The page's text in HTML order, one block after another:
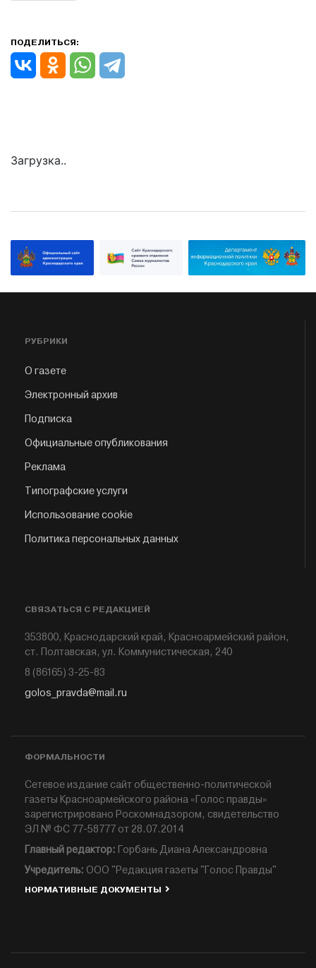
ПОДЕЛИТЬСЯ:
Загрузка..
РУБРИКИ
О газете
Электронный архив
Подписка
Официальные опубликования
Реклама
Типографские услуги
Использование cookie
Политика персональных данных
СВЯЗАТЬСЯ С РЕДАКЦИЕЙ
353800, Краснодарский край, Красноармейский район,
ст. Полтавская, ул. Коммунистическая, 240
8 (86165) 3-25-83
golos_pravda@mail.ru
ФОРМАЛЬНОСТИ
Сетевое издание сайт общественно-политической
газеты Красноармейского района «Голос правды»
зарегистрировано Роскомнадзором, свидетельство
ЭЛ № ФС 77-58777 от 28.07.2014
Главный редактор: Горбань Диана Александровна
Учредитель: ООО "Редакция газеты "Голос Правды"
НОРМАТИВНЫЕ ДОКУМЕНТЫ